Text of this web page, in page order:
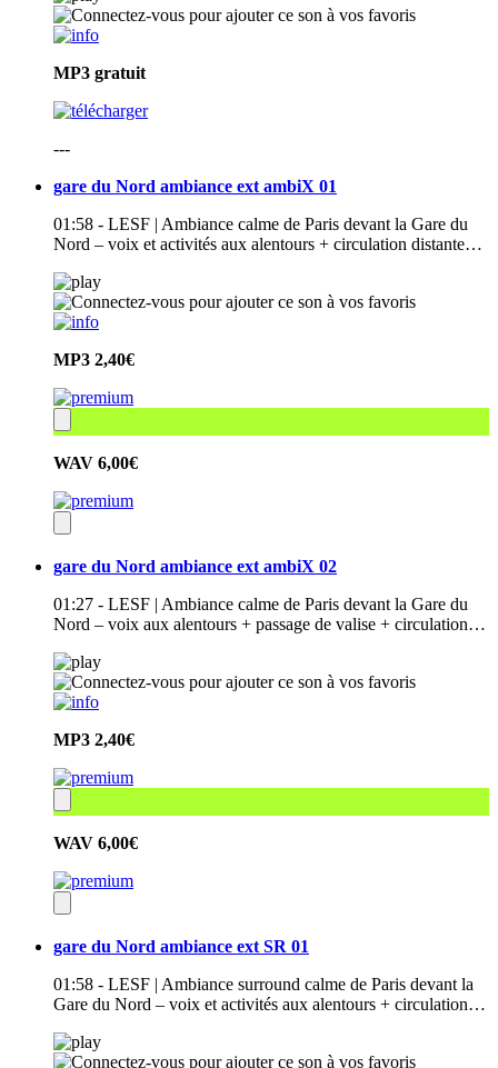
MP3 gratuit
---
gare du Nord ambiance ext ambiX 01
01:58 - LESF | Ambiance calme de Paris devant la Gare du
Nord – voix et activités aux alentours + circulation distante…
MP3 2,40€
WAV 6,00€
gare du Nord ambiance ext ambiX 02
01:27 - LESF | Ambiance calme de Paris devant la Gare du
Nord – voix aux alentours + passage de valise + circulation…
MP3 2,40€
WAV 6,00€
gare du Nord ambiance ext SR 01
01:58 - LESF | Ambiance surround calme de Paris devant la
Gare du Nord – voix et activités aux alentours + circulation…